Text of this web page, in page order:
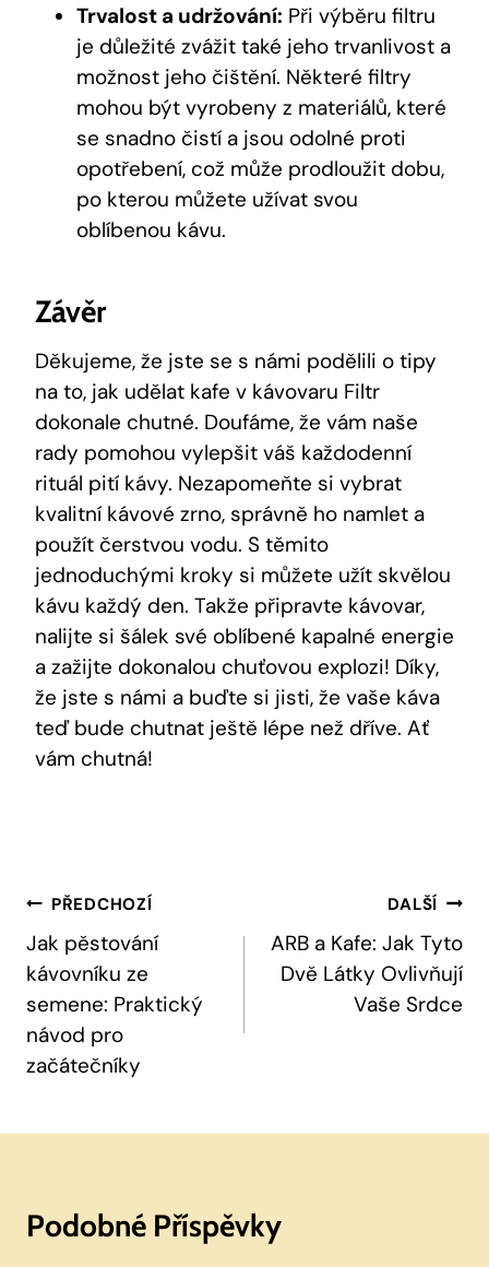
Trvalost a udržování: Při výběru filtru
je důležité zvážit také jeho trvanlivost a
možnost jeho čištění. Některé filtry
mohou být vyrobeny z materiálů, které
se snadno čistí a jsou odolné proti
opotřebení, což může prodloužit dobu,
po kterou můžete užívat svou
oblíbenou kávu.
Závěr
Děkujeme, že jste se s námi podělili o tipy
na to, jak udělat kafe v kávovaru Filtr
dokonale chutné. Doufáme, že vám naše
rady pomohou vylepšit váš každodenní
rituál pití kávy. Nezapomeňte si vybrat
kvalitní kávové zrno, správně ho namlet a
použít čerstvou vodu. S těmito
jednoduchými kroky si můžete užít skvělou
kávu každý den. Takže připravte kávovar,
nalijte si šálek své oblíbené kapalné energie
a zažijte dokonalou chuťovou explozi! Díky,
že jste s námi a buďte si jisti, že vaše káva
teď bude chutnat ještě lépe než dříve. Ať
vám chutná!
Navigace
Pro
Příspěvek
PŘEDCHOZÍ
Jak pěstování
kávovníku ze
semene: Praktický
návod pro
začátečníky
DALŠÍ
ARB a Kafe: Jak Tyto
Dvě Látky Ovlivňují
Vaše Srdce
Podobné Příspěvky